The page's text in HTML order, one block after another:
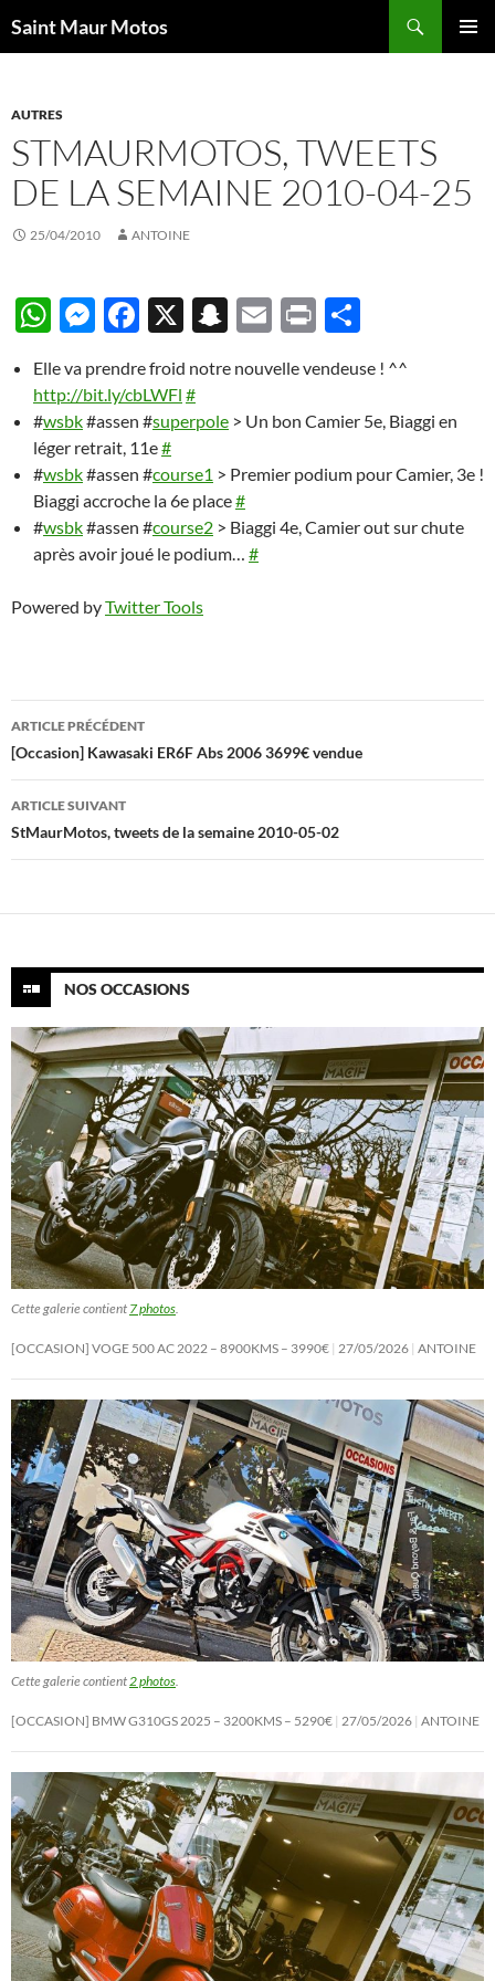
auSaint Maur Motos
AUTRES
STMAURMOTOS, TWEETS
DE LA SEMAINE 2010-04-25
25/04/2010 ANTOINE
W
at
s
A
p
p
M
se
n
g
er
F
e
b
o
o
k
X
S
a
p
h
at
E
ail
P
nt ta
g
Elle va prendre froid notre nouvelle vendeuse ! ^^
http://bit.ly/cbLWFl #
#wsbk#assen #superpole > Un bon Camier 5e, Biaggi en
léger retrait, 11e#
#wsbk#assen #course1 > Premier podium pour Camier, 3e !
Biaggi accroche la 6e place#
#wsbk#assen #course2 > Biaggi 4e, Camier out sur chute
après avoir joué le podium… #
Powered byTwitter Tools
Navigation
des
articles
ARTICLE PRÉCÉDENT
[Occasion] Kawasaki ER6F Abs 2006 3699€ vendue
ARTICLE SUIVANT
StMaurMotos, tweets de la semaine 2010-05-02
NOS OCCASIONS
Cette galerie contient 7 photos
[OCCASION] VOGE 500 AC 2022 – 8900KMS – 3990€ 27/05/2026 ANTOINE
Cette galerie contient 2 photos
[OCCASION] BMW G310GS 2025 – 3200KMS – 5290€ 27/05/2026 ANTOINE